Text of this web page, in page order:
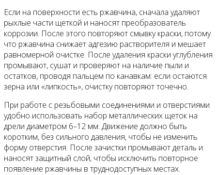
Если на поверхности есть ржавчина, сначала удаляют
рыхлые части щеткой и наносят преобразователь
коррозии. После этого повторяют смывку краски, потому
что ржавчина снижает адгезию растворителя и мешает
равномерной очистке. После удаления краски углубления
промывают, сушат и проверяют на наличие пыли и
остатков, проводя пальцем по канавкам: если остаются
зерна или «липкость», очистку повторяют точечно.
При работе с резьбовыми соединениями и отверстиями
удобно использовать набор металлических щеток на
дрели диаметром 6–12 мм. Движение должно быть
коротким, без сильного давления, чтобы не изменить
форму отверстия. После зачистки промывают деталь и
наносят защитный слой, чтобы исключить повторное
появление ржавчины в труднодоступных местах.